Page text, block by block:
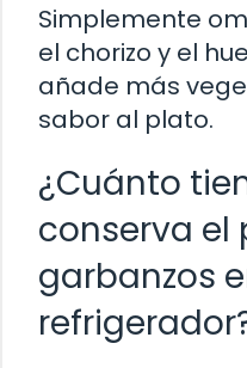
Simplemente
el chorizo y el
añade más
sabor al plato.
¿Cuánto
conserva el
garbanzos